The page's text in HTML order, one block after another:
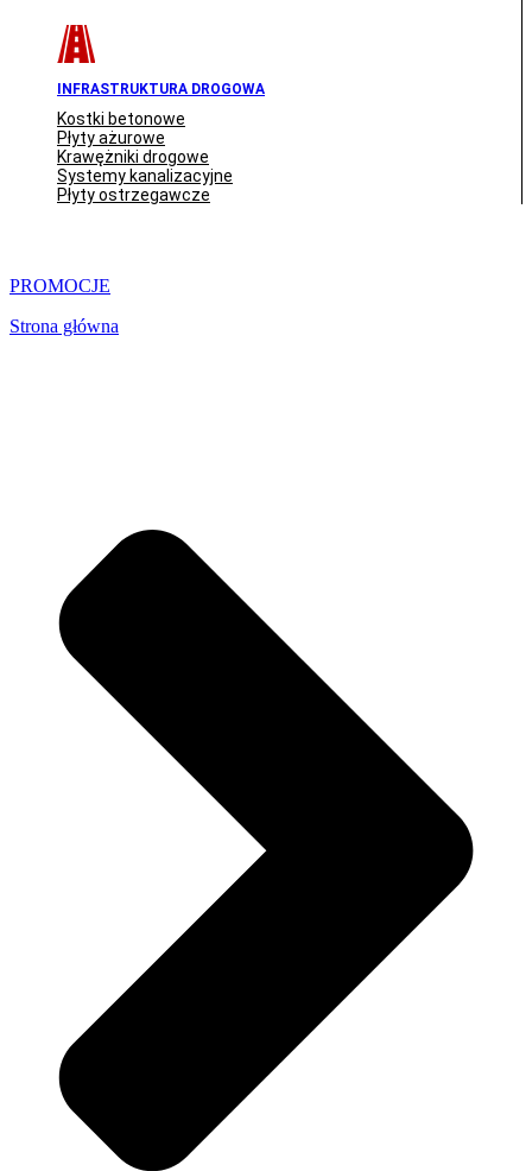
INFRASTRUKTURA DROGOWA
Kostki betonowe
Płyty ażurowe
Krawężniki drogowe
Systemy kanalizacyjne
Płyty ostrzegawcze
PROMOCJE
Strona główna